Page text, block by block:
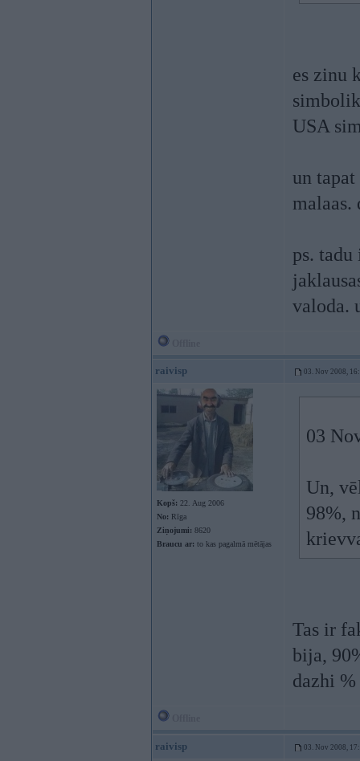
es zinu
USA
un
malaas.
ps.
valoda.
raivisp 03. Nov 2008,
Kopš: 22. Aug 2006
No: Rīga
Ziņojumi: 8620
Braucu ar: to kas pagalmā mētājas
03
Un,
98%,
Tas ir
bija,
dazhi
raivisp 03. Nov 2008,